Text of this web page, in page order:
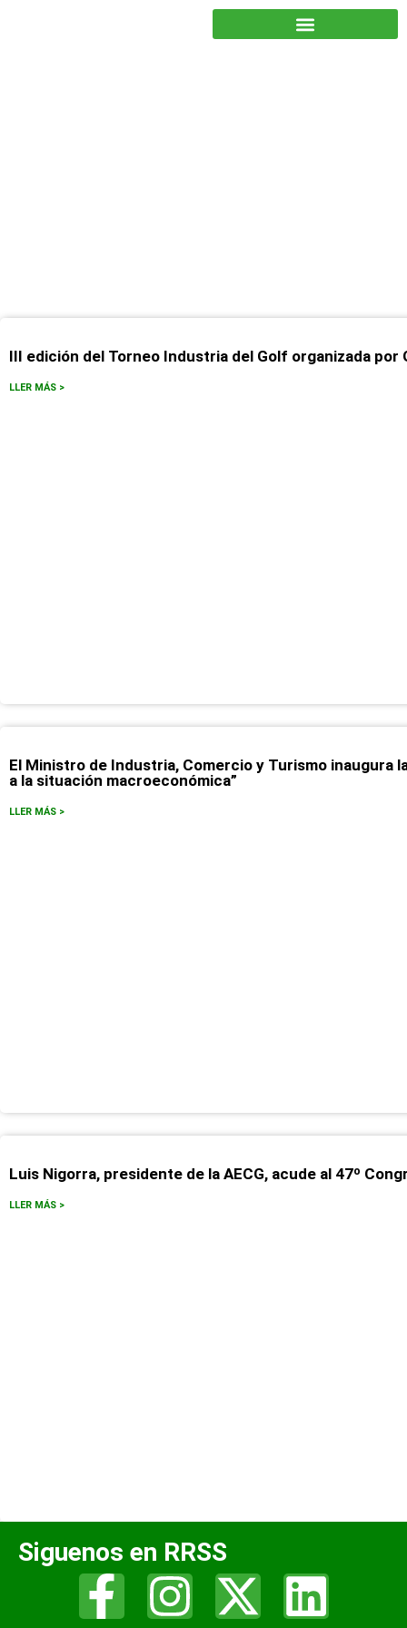
III edición del Torneo Industria del Golf organizada por
LLER MÁS >
El Ministro de Industria, Comercio y Turismo inaugura
a la situación macroeconómica”
LLER MÁS >
Luis Nigorra, presidente de la AECG, acude al 47º
LLER MÁS >
Siguenos en RRSS